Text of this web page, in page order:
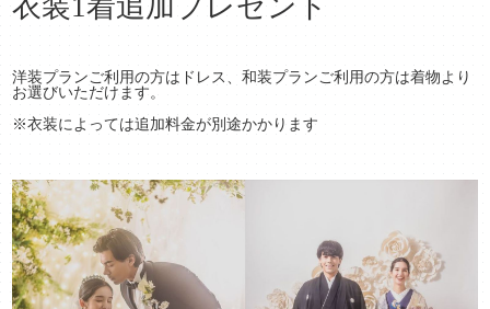
洋装プランご利用の方はドレス、和装プランご利用の方は着物より
お選びいただけます。
※衣装によっては追加料金が別途かかります